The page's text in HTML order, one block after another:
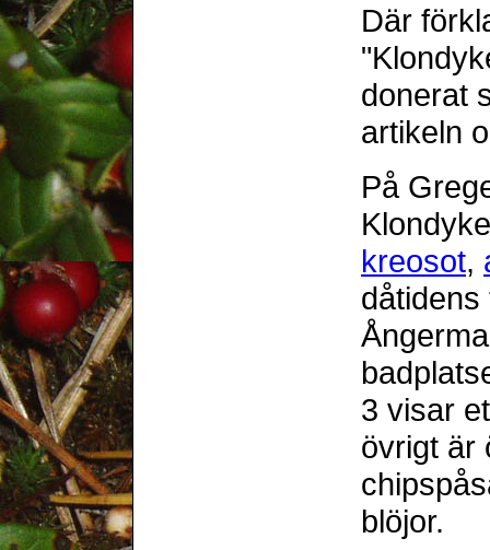
Där
donerat
artikeln
På
kreosot,
3 visar
övrigt är
blöjor.